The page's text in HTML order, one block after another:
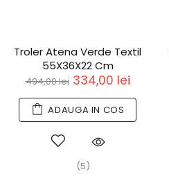
Troler Atena Verde Textil
55X36X22 Cm
494,00 lei 334,00 lei
ADAUGA IN COS
(5)